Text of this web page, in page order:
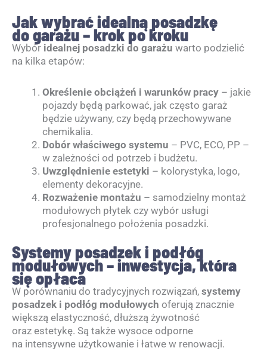
Jak wybrać idealną posadzkę
do garażu – krok po kroku
Wybór idealnej posadzki do garażu warto podzielić
na kilka etapów:
Określenie obciążeń i warunków pracy – jakie
pojazdy będą parkować, jak często garaż
będzie używany, czy będą przechowywane
chemikalia.
Dobór właściwego systemu – PVC, ECO, PP –
w zależności od potrzeb i budżetu.
Uwzględnienie estetyki – kolorystyka, logo,
elementy dekoracyjne.
Rozważenie montażu – samodzielny montaż
modułowych płytek czy wybór usługi
profesjonalnego położenia posadzki.
Systemy posadzek i podłóg
modułowych – inwestycja, która
się opłaca
W porównaniu do tradycyjnych rozwiązań, systemy
posadzek i podłóg modułowych oferują znacznie
większą elastyczność, dłuższą żywotność
oraz estetykę. Są także wysoce odporne
na intensywne użytkowanie i łatwe w renowacji.